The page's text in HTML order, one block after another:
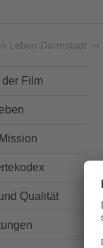
Leben Darmstadt
Film
Qualität